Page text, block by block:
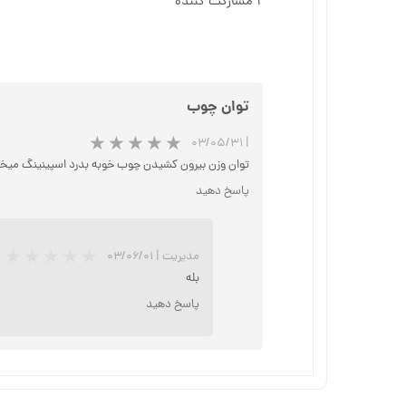
توان چوب
| ۰۳/۰۵/۳۱
توان وزن بیرون کشیدن چوب خوبه بدرد اسپینینگ
پاسخ دهید
مدیریت | ۰۳/۰۶/۰۱
بله
پاسخ دهید